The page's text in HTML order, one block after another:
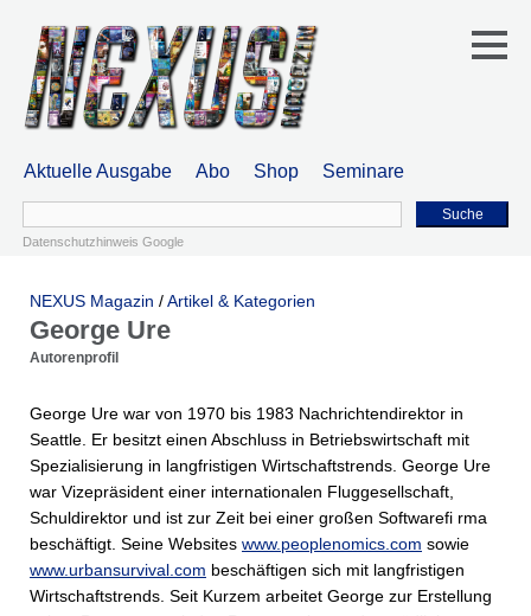
Aktuelle Ausgabe Abo Shop Seminare
Suche
Datenschutzhinweis Google
NEXUS Magazin /Artikel & Kategorien
George Ure
Autorenprofil
George Ure war von 1970 bis 1983 Nachrichtendirektor in
Seattle. Er besitzt einen Abschluss in Betriebswirtschaft mit
Spezialisierung in langfristigen Wirtschaftstrends. George Ure
war Vizepräsident einer internationalen Fluggesellschaft,
Schuldirektor und ist zur Zeit bei einer großen Softwarefi rma
beschäftigt. Seine Websites www.peoplenomics.com sowie
www.urbansurvival.com beschäftigen sich mit langfristigen
Wirtschaftstrends. Seit Kurzem arbeitet George zur Erstellung